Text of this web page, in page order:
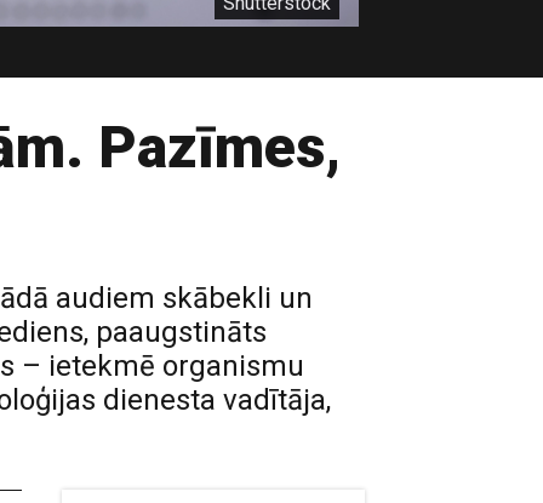
Pazīmes,
audiem skābekli un
paaugstināts
– ietekmē organismu
dienesta vadītāja,